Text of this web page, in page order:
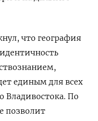
что география
единым для всех
Владивостока. По
позволит